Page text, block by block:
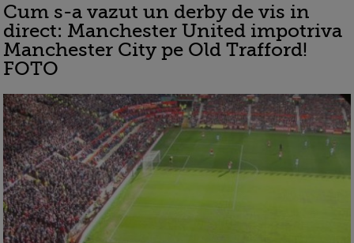
Cum s-a vazut un derby de vis in
direct: Manchester United impotriva
Manchester City pe Old Trafford!
FOTO